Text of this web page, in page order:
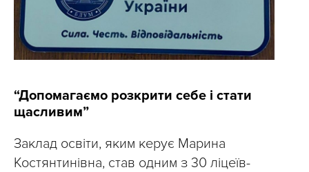
“Допомагаємо розкрити себе і стати
щасливим”
Заклад освіти, яким керує Марина
Костянтинівна, став одним з 30 ліцеїв-